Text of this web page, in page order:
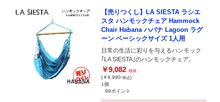
【売りつくし】LA SIESTA ラシエ
スタ ハンモックチェア Hammock
Chair Habana ハバナ Lagoon ラグ
ーン ベーシックサイズ 1人用
日常の生活に彩りを与えるハンモック
｢LA SIESTA｣のハンモックチェア。
￥9,082 税抜
(￥9,990 税込)
1個
99ポイント